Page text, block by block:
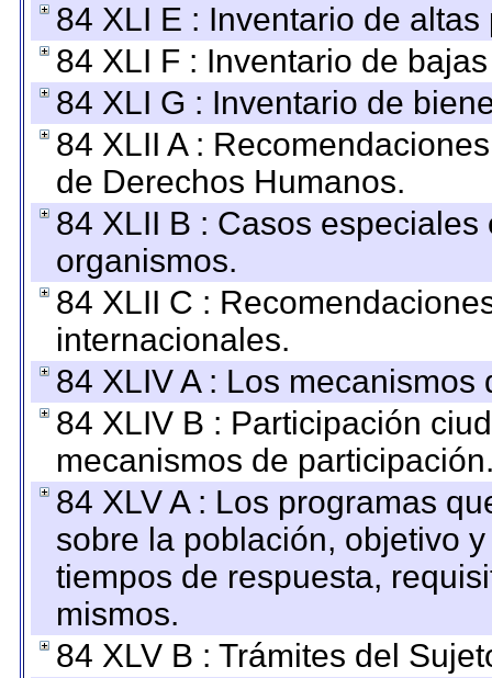
84 XLI E : Inventario de
84 XLI F : Inventario de
84 XLI G : Inventario de
84 XLII A :
de Derechos Humanos.
84 XLII B : Casos
organismos.
84 XLII C :
internacionales.
84 XLIV A : Los
84 XLIV B : Participación
mecanismos de
84 XLV A : Los programas
sobre la población, objetivo
tiempos de respuesta,
mismos.
84 XLV B : Trámites del